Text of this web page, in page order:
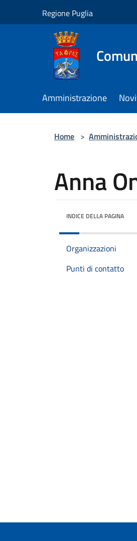
Regione Puglia
Amministrazione
Home >
Anna
INDICE DELLA PAGINA
Organizzazioni
Punti di contatto